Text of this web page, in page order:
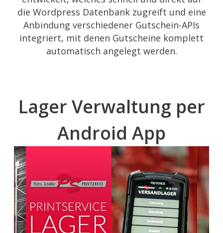
die Wordpress Datenbank zugreift und eine
Anbindung verschiedener Gutschein-APIs
integriert, mit denen Gutscheine komplett
automatisch angelegt werden.
Lager Verwaltung per
Android App